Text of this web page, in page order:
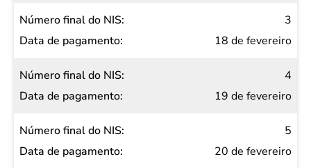
3
18 de fevereiro
4
19 de fevereiro
5
20 de fevereiro